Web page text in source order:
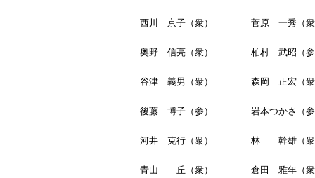
西川 京子（衆） 菅原 一秀（
奥野 信亮（衆） 柏村 武昭（
谷津 義男（衆） 森岡 正宏（
後藤 博子（参） 岩本つかさ（
河井 克行（衆） 林 幹雄（衆
青山 丘（衆） 倉田 雅年（